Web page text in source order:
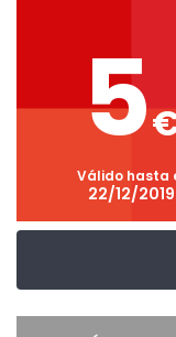
5
Válido hasta
22/12/2019